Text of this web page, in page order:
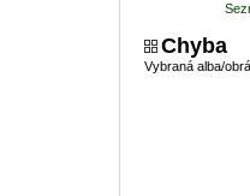
Chyba
Vybraná alba/